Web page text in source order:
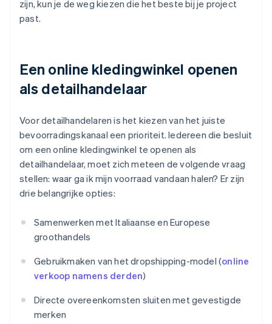
zijn, kun je de weg kiezen die het beste bij je project
past.
Een online kledingwinkel openen
als detailhandelaar
Voor detailhandelaren is het kiezen van het juiste
bevoorradingskanaal een prioriteit. Iedereen die besluit
om een online kledingwinkel te openen als
detailhandelaar, moet zich meteen de volgende vraag
stellen: waar ga ik mijn voorraad vandaan halen? Er zijn
drie belangrijke opties:
Samenwerken met Italiaanse en Europese
groothandels
Gebruikmaken van het dropshipping-model (online
verkoop namens derden)
Directe overeenkomsten sluiten met gevestigde
merken